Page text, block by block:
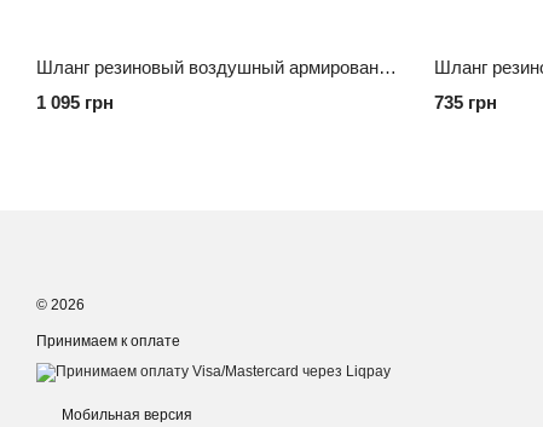
Шланг резиновый воздушный армированный 20 атм 10x17мм, 15м с быстроразъемными соединениями AHC-10-J AIRKRAFT
1 095 грн
735 грн
© 2026
Принимаем к оплате
Мобильная версия